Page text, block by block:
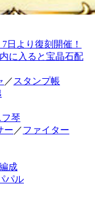
日より復刻開催！
に入ると宝晶石配
／ スタンプ帳
フ琴
ー ／ファイター
成
パル